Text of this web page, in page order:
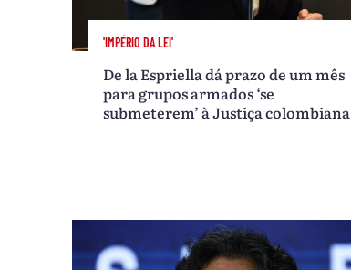
'IMPÉRIO DA LEI'
De la Espriella dá prazo de um mês
para grupos armados ‘se
submeterem’ à Justiça colombiana